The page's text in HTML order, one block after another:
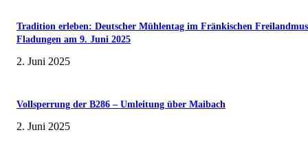
Tradition erleben: Deutscher Mühlentag im Fränkischen
Fladungen am 9. Juni 2025
2. Juni 2025
Vollsperrung der B286 – Umleitung über Maibach
2. Juni 2025